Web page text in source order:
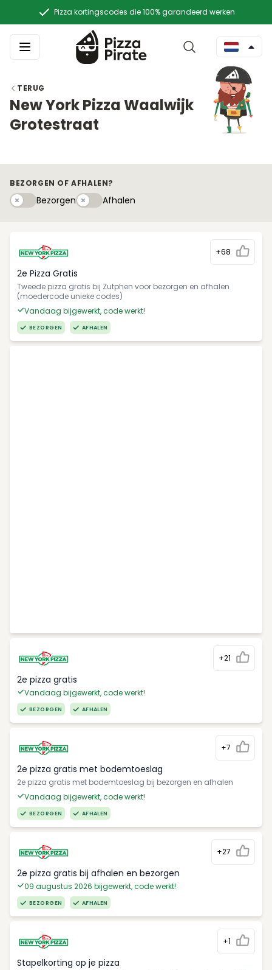
Pizza kortingscodes die 100% garandeerd werken
TERUG
New York Pizza Waalwijk
Grotestraat
BEZORGEN OF AFHALEN?
BezorgenBezorgenAfhalenyAfhalen
+68
2e Pizza Gratis
Tweede pizza gratis bij Zutphen voor bezorgen en afhalen
(moedercode unieke codes)
Vandaag bijgewerkt, code werkt!
BEZORGEN AFHALEN
+21
2e pizza gratis
Vandaag bijgewerkt, code werkt!
BEZORGEN AFHALEN
+7
2e pizza gratis met bodemtoeslag
2e pizza gratis met bodemtoeslag bij bezorgen en afhalen
Vandaag bijgewerkt, code werkt!
BEZORGEN AFHALEN
+27
2e pizza gratis bij afhalen en bezorgen
09 augustus 2026 bijgewerkt, code werkt!
BEZORGEN AFHALEN
+1
Stapelkorting op je pizza